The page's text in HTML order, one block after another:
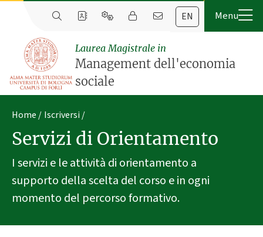
EN
Laurea Magistrale in
Management dell'economia
sociale
Home Iscriversi
Servizi di Orientamento
I servizi e le attività di orientamento a
supporto della scelta del corso e in ogni
momento del percorso formativo.